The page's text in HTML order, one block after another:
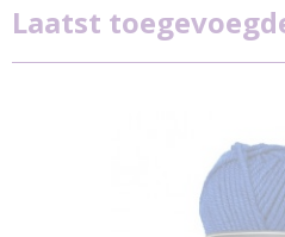
Laatst